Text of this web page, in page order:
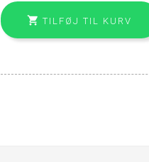
 TILFØJ TIL KURV